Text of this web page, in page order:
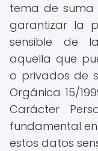
tema de suma
garantizar la
sensible de
aquella que
o privados de
Orgánica 15/
Carácter
fundamental
estos datos